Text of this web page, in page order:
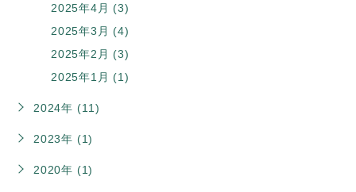
2025年4月 (3)
2025年3月 (4)
2025年2月 (3)
2025年1月 (1)
2024年 (11)
2023年 (1)
2020年 (1)